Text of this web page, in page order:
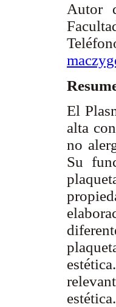
Autor
El
alta
no
Su
estética.